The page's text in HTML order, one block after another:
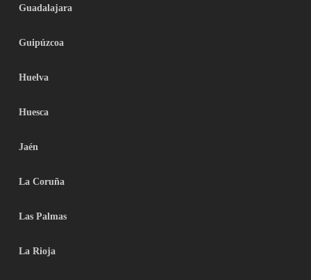
Guadalajara
Guipúzcoa
Huelva
Huesca
Jaén
La Coruña
Las Palmas
La Rioja